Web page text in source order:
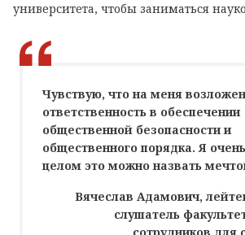
университета, чтобы заниматься
Чувствую, что на меня
ответственность в обеспечении
общественной безопасности и
общественного порядка. Я
целом это можно назвать
Вячеслав Адамович,
слушатель